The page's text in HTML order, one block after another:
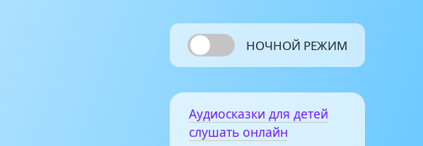
НОЧНОЙ РЕЖИМ
Аудиосказки для детей
слушать онлайн